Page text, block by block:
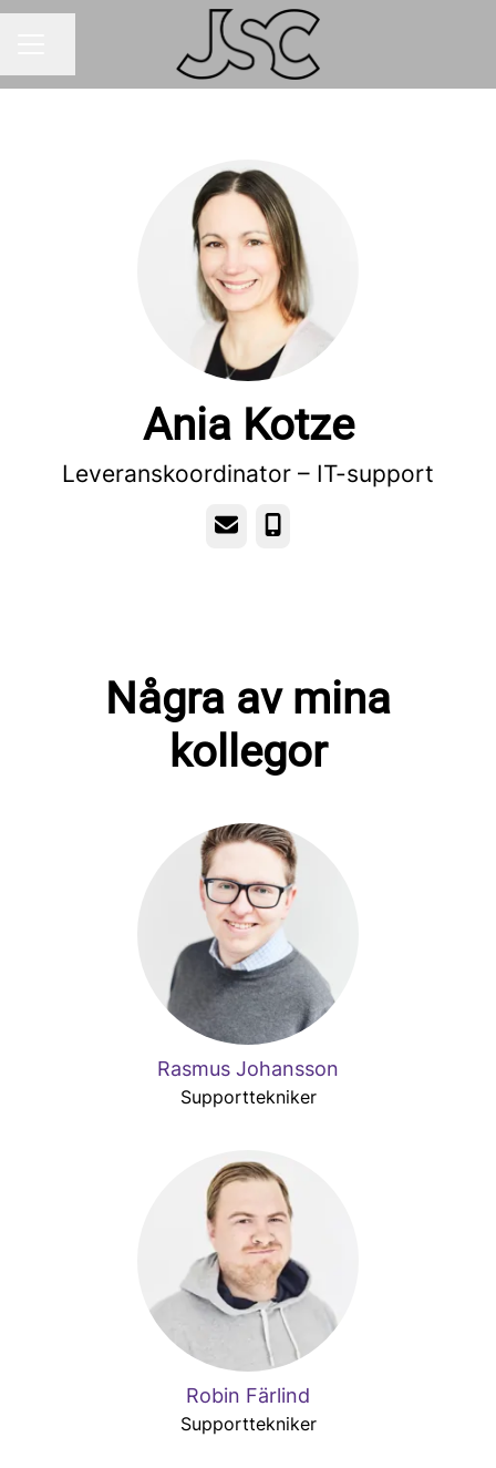
Ania Kotze
Leveranskoordinator – IT-support
E-postTelefon
Några av mina
kollegor
Rasmus Johansson
Supporttekniker
Robin Färlind
Supporttekniker